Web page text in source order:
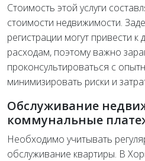
Стоимость этой услуги
стоимости недвижимости.
регистрации могут привести
расходам, поэтому важно
проконсультироваться с
минимизировать риски и
Обслуживание
коммунальные
Необходимо учитывать
обслуживание квартиры. В